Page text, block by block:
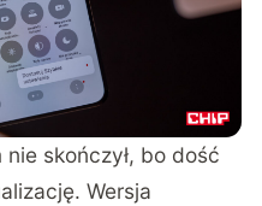
skończył, bo dość
Wersja